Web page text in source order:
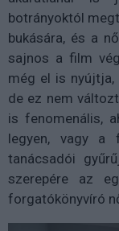
botrányoktól
bukására, és a
sajnos a film
még el is nyújtja,
de ez nem
is fenomenális,
legyen, vagy a
tanácsadói
szerepére az
forgatókönyvíró